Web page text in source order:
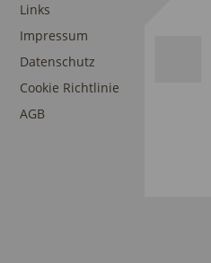
Links
Impressum
Datenschutz
Cookie Richtlinie
AGB